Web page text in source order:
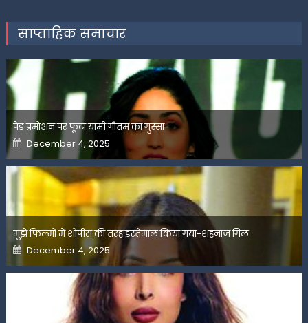
साप्ताहिक समाचार
पेड प्रमोशन पर फूटा यामी गौतम का गुस्सा
Posted
on
December 4, 2025
मुझे फिल्मों में शोपीस की तरह इस्तेमाल किया गया-शहनाज गिल
Posted
on
December 4, 2025